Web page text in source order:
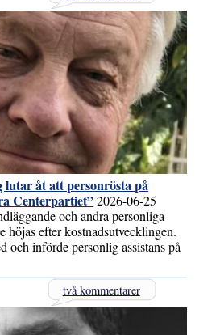
lutar åt att personrösta på
Centerpartiet”2026-06-25
och andra personliga
höjas efter kostnadsutvecklingen.
och införde personlig assistans på
två kommentarer